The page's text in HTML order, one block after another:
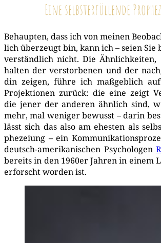
Eine selbsterfüllende
Behaup­ten, dass ich von mei­nen
lich über­zeugt bin, kann ich – sei­en
ver­ständ­lich nicht. Die
hal­ten der ver­stor­be­nen und der
din zei­gen, füh­re ich maß­geb­lich
Pro­jek­tio­nen zurück: die eine zeigt
die jener der ande­ren ähn­lich sind,
mehr, mal weni­ger bewusst – dar­in
lässt sich das also am ehes­ten als
phe­zei­ung – ein
deutsch-ame­ri­ka­ni­schen Psy­cho­lo­gen
bereits in den 1960er Jah­ren in einem
erforscht wor­den ist.